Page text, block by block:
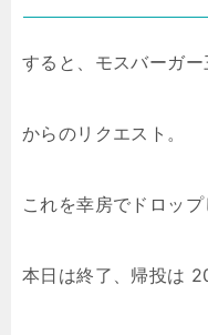
すると、モスバーガ
からのリクエスト。
これを幸房でドロップ
本日は終了、帰投は